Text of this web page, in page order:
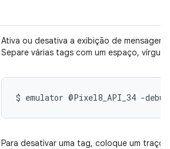
Ativa ou desativa a exibição de
Separe várias tags com um espaço,
$ emulator @Pixel8_API_34 -
Para desativar uma tag, coloque um traço